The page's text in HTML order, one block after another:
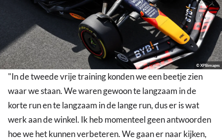
© XPBimages
"In de tweede vrije training konden we een beetje zien
waar we staan. We waren gewoon te langzaam in de
korte run en te langzaam in de lange run, dus er is wat
werk aan de winkel. Ik heb momenteel geen antwoorden
hoe we het kunnen verbeteren. We gaan er naar kijken,